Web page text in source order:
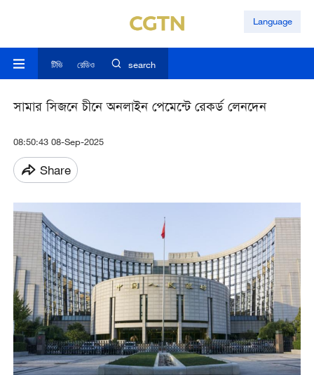
Language
টিভি রেডিও search
সামার সিজনে চীনে অনলাইন পেমেন্টে রেকর্ড লেনদেন
08:50:43 08-Sep-2025
Share